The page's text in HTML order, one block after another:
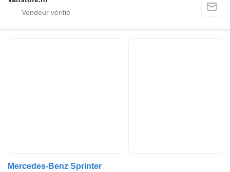
Mercedes-Benz Sprinter